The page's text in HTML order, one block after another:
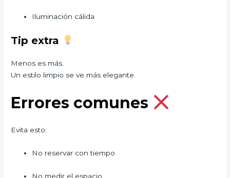
Iluminación cálida
Tip extra
Menos es más.
Un estilo limpio se ve más elegante.
Errores comunes
Evita esto:
No reservar con tiempo
No medir el espacio